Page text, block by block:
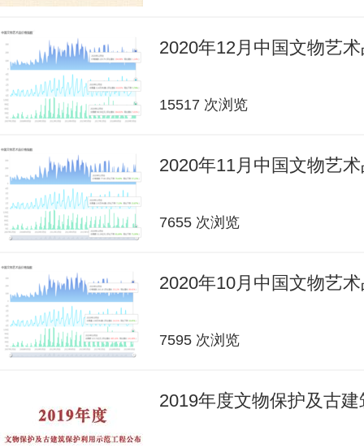
2020年12月中国文物艺
15517 次浏览
2020年11月中国文物艺
7655 次浏览
2020年10月中国文物艺
7595 次浏览
2019年度文物保护及古